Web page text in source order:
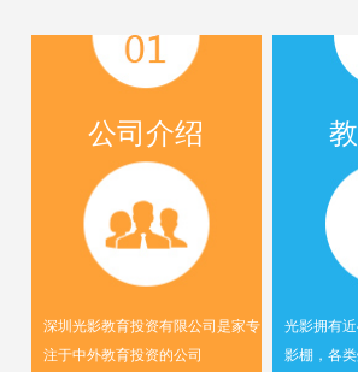
公司介绍
深圳光影教育投资有限公司是家专
注于中外教育投资的公司
光影拥有
影棚，各